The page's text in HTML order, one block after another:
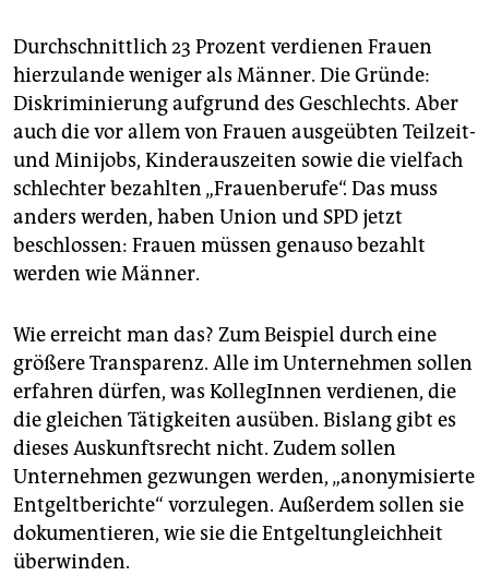
Durchschnittlich 23 Prozent verdienen Frauen
hierzulande weniger als Männer. Die Gründe:
Diskriminierung aufgrund des Geschlechts. Aber
auch die vor allem von Frauen ausgeübten Teilzeit-
und Minijobs, Kinderauszeiten sowie die vielfach
schlechter bezahlten „Frauenberufe“. Das muss
anders werden, haben Union und SPD jetzt
beschlossen: Frauen müssen genauso bezahlt
werden wie Männer.
Wie erreicht man das? Zum Beispiel durch eine
größere Transparenz. Alle im Unternehmen sollen
erfahren dürfen, was KollegInnen verdienen, die
die gleichen Tätigkeiten ausüben. Bislang gibt es
dieses Auskunftsrecht nicht. Zudem sollen
Unternehmen gezwungen werden, „anonymisierte
Entgeltberichte“ vorzulegen. Außerdem sollen sie
dokumentieren, wie sie die Entgeltungleichheit
überwinden.